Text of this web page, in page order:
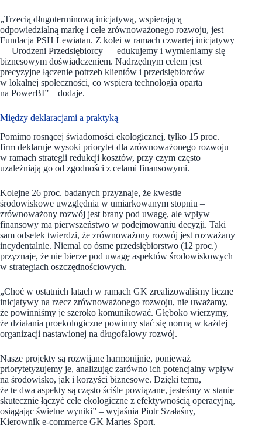
„Trzecią długoterminową inicjatywą, wspierającą
odpowiedzialną markę i cele zrównoważonego rozwoju, jest
Fundacja PSH Lewiatan. Z kolei w ramach czwartej inicjatywy
— Urodzeni Przedsiębiorcy — edukujemy i wymieniamy się
biznesowym doświadczeniem. Nadrzędnym celem jest
precyzyjne łączenie potrzeb klientów i przedsiębiorców
w lokalnej społeczności, co wspiera technologia oparta
na PowerBI” – dodaje.
Między deklaracjami a praktyką
Pomimo rosnącej świadomości ekologicznej, tylko 15 proc.
firm deklaruje wysoki priorytet dla zrównoważonego rozwoju
w ramach strategii redukcji kosztów, przy czym często
uzależniają go od zgodności z celami finansowymi.
Kolejne 26 proc. badanych przyznaje, że kwestie
środowiskowe uwzględnia w umiarkowanym stopniu –
zrównoważony rozwój jest brany pod uwagę, ale wpływ
finansowy ma pierwszeństwo w podejmowaniu decyzji. Taki
sam odsetek twierdzi, że zrównoważony rozwój jest rozważany
incydentalnie. Niemal co ósme przedsiębiorstwo (12 proc.)
przyznaje, że nie bierze pod uwagę aspektów środowiskowych
w strategiach oszczędnościowych.
„Choć w ostatnich latach w ramach GK zrealizowaliśmy liczne
inicjatywy na rzecz zrównoważonego rozwoju, nie uważamy,
że powinniśmy je szeroko komunikować. Głęboko wierzymy,
że działania proekologiczne powinny stać się normą w każdej
organizacji nastawionej na długofalowy rozwój.
Nasze projekty są rozwijane harmonijnie, ponieważ
priorytetyzujemy je, analizując zarówno ich potencjalny wpływ
na środowisko, jak i korzyści biznesowe. Dzięki temu,
że te dwa aspekty są często ściśle powiązane, jesteśmy w stanie
skutecznie łączyć cele ekologiczne z efektywnością operacyjną,
osiągając świetne wyniki” – wyjaśnia Piotr Szałaśny,
Kierownik e-commerce GK Martes Sport.